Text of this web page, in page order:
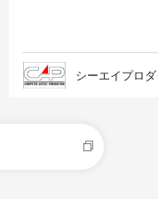
シーエイプロ